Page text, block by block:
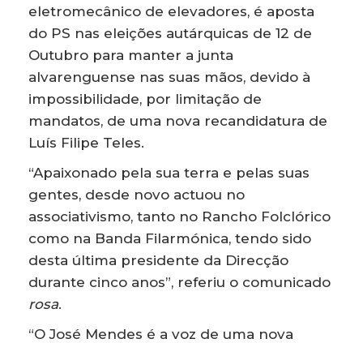
eletromecânico de elevadores, é aposta
do PS nas eleições autárquicas de 12 de
Outubro para manter a junta
alvarenguense nas suas mãos, devido à
impossibilidade, por limitação de
mandatos, de uma nova recandidatura de
Luís Filipe Teles.
“Apaixonado pela sua terra e pelas suas
gentes, desde novo actuou no
associativismo, tanto no Rancho Folclórico
como na Banda Filarmónica, tendo sido
desta última presidente da Direcção
durante cinco anos”, referiu o comunicado
rosa.
“O José Mendes é a voz de uma nova